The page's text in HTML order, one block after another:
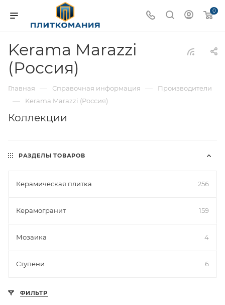
0
Kerama Marazzi
(Россия)
Главная — Справочная информация — Производители
— Kerama Marazzi (Россия)
Коллекции
РАЗДЕЛЫ ТОВАРОВ
Керамическая плитка 256
Керамогранит 159
Мозаика 4
Ступени 6
ФИЛЬТР